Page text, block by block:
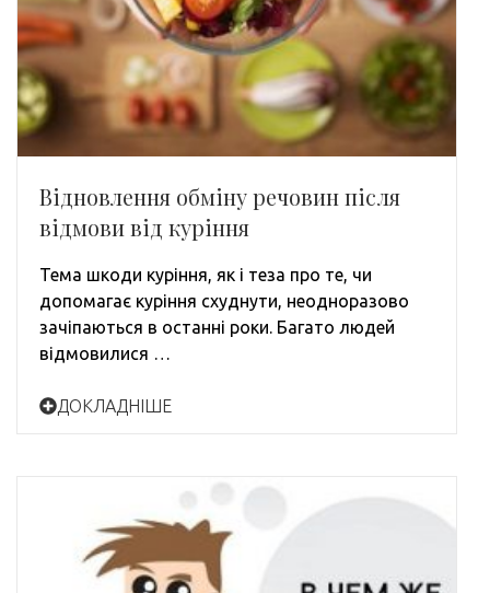
Відновлення обміну речовин після
відмови від куріння
Тема шкоди куріння, як і теза про те, чи
допомагає куріння схуднути, неодноразово
зачіпаються в останні роки. Багато людей
відмовилися …
ДОКЛАДНІШЕ